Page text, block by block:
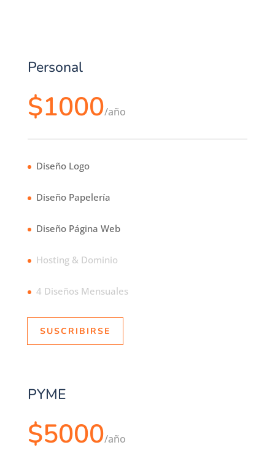
Personal
$1000/año
Diseño Logo
Diseño Papelería
Diseño Página Web
Hosting & Dominio
4 Diseños Mensuales
SUSCRIBIRSE
PYME
$5000/año